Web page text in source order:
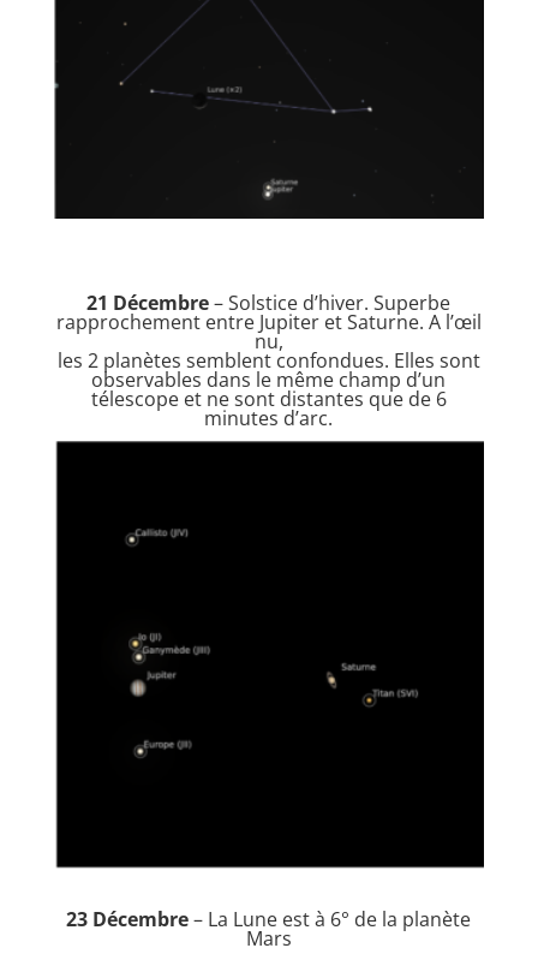
21 Décembre– Solstice d’hiver. Superbe
rapprochement entre Jupiter et Saturne. A l’œil
nu,
les 2 planètes semblent confondues. Elles sont
observables dans le même champ d’un
télescope et ne sont distantes que de 6
minutes d’arc.
23 Décembre– La Lune est à 6° de la planète
Mars